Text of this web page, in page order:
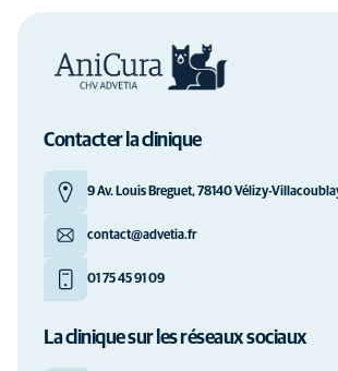
Contacter la clinique
9 Av. Louis Breguet, 78140 Vélizy-
contact@advetia.fr
01 75 45 91 09
La clinique sur les réseaux sociaux